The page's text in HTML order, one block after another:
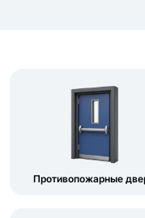
Противопожарные